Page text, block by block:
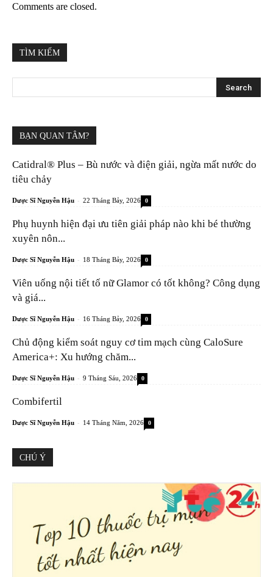
Comments are closed.
TÌM KIẾM
BẠN QUAN TÂM?
Catidral® Plus – Bù nước và điện giải, ngừa mất nước do
tiêu chảy
Dược Sĩ Nguyễn Hậu - 22 Tháng Bảy, 2026 0
Phụ huynh hiện đại ưu tiên giải pháp nào khi bé thường
xuyên nôn...
Dược Sĩ Nguyễn Hậu - 18 Tháng Bảy, 2026 0
Viên uống nội tiết tố nữ Glamor có tốt không? Công dụng
và giá...
Dược Sĩ Nguyễn Hậu - 16 Tháng Bảy, 2026 0
Chủ động kiểm soát nguy cơ tim mạch cùng CaloSure
America+: Xu hướng chăm...
Dược Sĩ Nguyễn Hậu - 9 Tháng Sáu, 2026 0
Combifertil
Dược Sĩ Nguyễn Hậu - 14 Tháng Năm, 2026 0
CHÚ Ý